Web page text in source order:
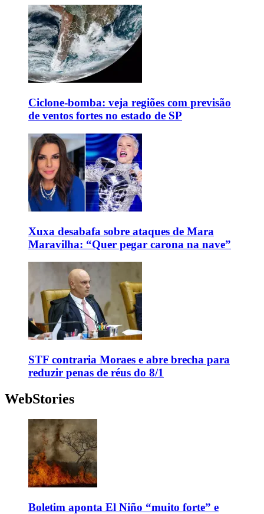
Ciclone-bomba: veja regiões com previsão
de ventos fortes no estado de SP
Xuxa desabafa sobre ataques de Mara
Maravilha: “Quer pegar carona na nave”
STF contraria Moraes e abre brecha para
reduzir penas de réus do 8/1
WebStories
Boletim aponta El Niño “muito forte” e